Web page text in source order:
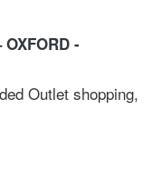
-
Outlet shopping,